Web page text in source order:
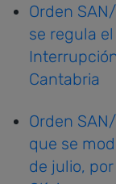
Orden
se regula
Cantabria
Orden
que se
de julio,